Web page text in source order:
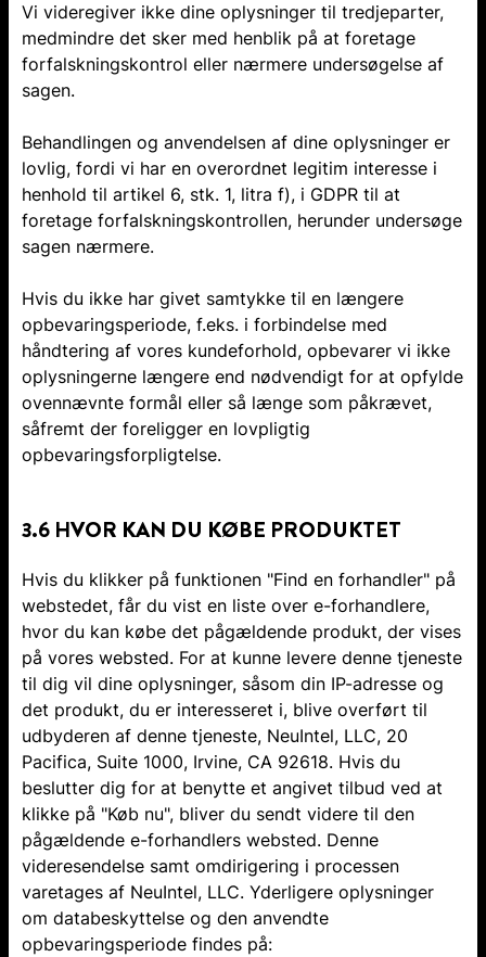
Vi videregiver ikke dine oplysninger til tredjeparter,
medmindre det sker med henblik på at foretage
forfalskningskontrol eller nærmere undersøgelse af
sagen.
Behandlingen og anvendelsen af dine oplysninger er
lovlig, fordi vi har en overordnet legitim interesse i
henhold til artikel 6, stk. 1, litra f), i GDPR til at
foretage forfalskningskontrollen, herunder undersøge
sagen nærmere.
Hvis du ikke har givet samtykke til en længere
opbevaringsperiode, f.eks. i forbindelse med
håndtering af vores kundeforhold, opbevarer vi ikke
oplysningerne længere end nødvendigt for at opfylde
ovennævnte formål eller så længe som påkrævet,
såfremt der foreligger en lovpligtig
opbevaringsforpligtelse.
3.6 HVOR KAN DU KØBE PRODUKTET
Hvis du klikker på funktionen "Find en forhandler" på
webstedet, får du vist en liste over e-forhandlere,
hvor du kan købe det pågældende produkt, der vises
på vores websted. For at kunne levere denne tjeneste
til dig vil dine oplysninger, såsom din IP-adresse og
det produkt, du er interesseret i, blive overført til
udbyderen af denne tjeneste, NeuIntel, LLC, 20
Pacifica, Suite 1000, Irvine, CA 92618. Hvis du
beslutter dig for at benytte et angivet tilbud ved at
klikke på "Køb nu", bliver du sendt videre til den
pågældende e-forhandlers websted. Denne
videresendelse samt omdirigering i processen
varetages af NeuIntel, LLC. Yderligere oplysninger
om databeskyttelse og den anvendte
opbevaringsperiode findes på: